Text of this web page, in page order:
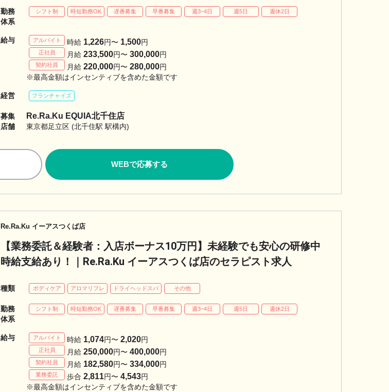
勤務
体系
シフト制 時短勤務OK 遅番募集 早番募集 週3~4日 週5日 週休2日
給与 アルバイト 時給 1,226円〜 1,500円
正社員 月給233,500円〜300,000円
契約社員 月給220,000円〜280,000円
※最高金額はインセンティブを含めた金額です
経営 フランチャイズ
募集
店舗
Re.Ra.Ku EQUIA北千住店
東京都足立区 (北千住駅 駅構内)
WEBで応募する
Re.Ra.Ku イーアスつくば店
【業務委託＆経験者：入店ボーナス10万円】未経験でも安心の研修中
時給支給あり！｜Re.Ra.Ku イーアスつくば店のセラピスト求人
種類 ボディケア アロマリフレ ドライヘッドスパ その他
勤務
体系
シフト制 時短勤務OK 遅番募集 早番募集 週3~4日 週5日 週休2日
給与 アルバイト 時給 1,074円〜2,020円
正社員 月給250,000円〜400,000円
契約社員 月給 182,580円〜334,000円
業務委託 歩合2,811円〜4,543円
※最高金額はインセンティブを含めた金額です